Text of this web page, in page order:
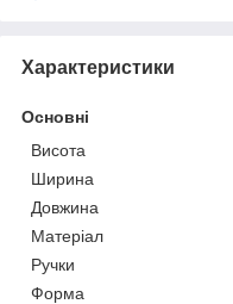
Характеристики
Основні
Висота
Ширина
Довжина
Матеріал
Ручки
Форма